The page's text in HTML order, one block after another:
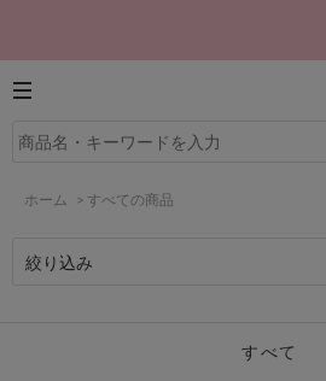
ホーム > すべての商品
絞り込み
すべて